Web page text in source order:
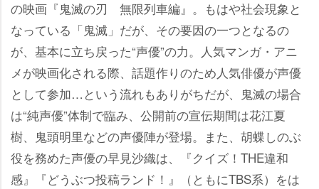
の映画『鬼滅の刃 無限列車編』。もはや社会現象と
なっている「鬼滅」だが、その要因の一つとなるの
が、基本に立ち戻った“声優”の力。人気マンガ・アニ
メが映画化される際、話題作りのため人気俳優が声優
として参加…という流れもありがちだが、鬼滅の場合
は“純声優”体制で臨み、公開前の宣伝期間は花江夏
樹、鬼頭明里などの声優陣が登場。また、胡蝶しのぶ
役を務めた声優の早見沙織は、『クイズ！THE違和
感』『どうぶつ投稿ランド！』（ともにTBS系）をは